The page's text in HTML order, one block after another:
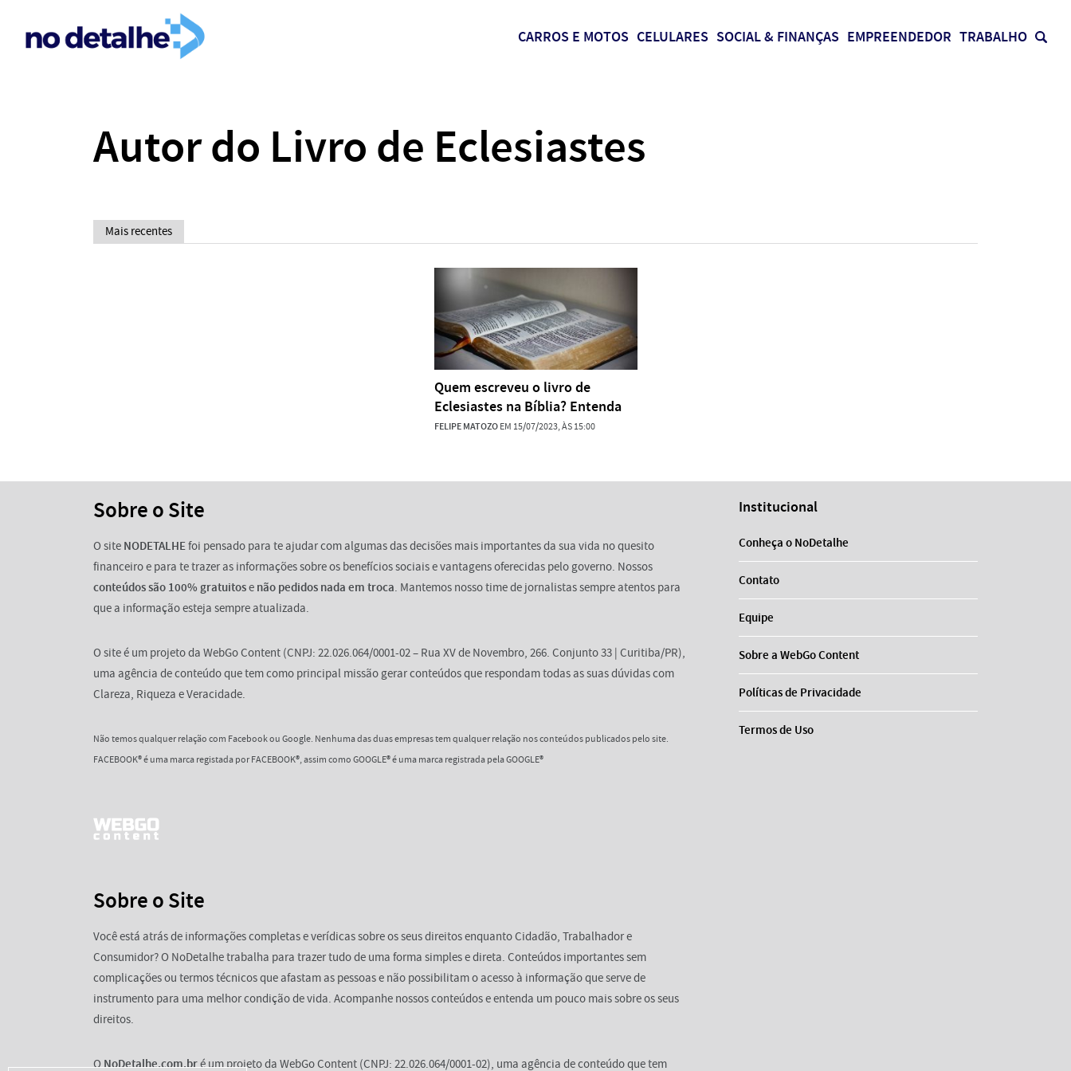
CARROS E MOTOS CELULARES SOCIAL & FINANÇAS EMPREENDEDOR TRABALHO
Autor do Livro de Eclesiastes
Mais recentes
Quem escreveu o livro de
Eclesiastes na Bíblia? Entenda
FELIPE MATOZOEM 15/07/2023, ÀS 15:00
Sobre o Site
O site NODETALHEfoi pensado para te ajudar com algumas das decisões mais importantes da sua vida no quesito
financeiro e para te trazer as informações sobre os benefícios sociais e vantagens oferecidas pelo governo. Nossos
conteúdos são 100% gratuitose não pedidos nada em troca. Mantemos nosso time de jornalistas sempre atentos para
que a informação esteja sempre atualizada.
O site é um projeto da WebGo Content (CNPJ: 22.026.064/0001-02 – Rua XV de Novembro, 266. Conjunto 33 | Curitiba/PR),
uma agência de conteúdo que tem como principal missão gerar conteúdos que respondam todas as suas dúvidas com
Clareza, Riqueza e Veracidade.
Não temos qualquer relação com Facebook ou Google. Nenhuma das duas empresas tem qualquer relação nos conteúdos publicados pelo site.
FACEBOOK® é uma marca registada por FACEBOOK®, assim como GOOGLE® é uma marca registrada pela GOOGLE®
Sobre o Site
Você está atrás de informações completas e verídicas sobre os seus direitos enquanto Cidadão, Trabalhador e
Consumidor? O NoDetalhe trabalha para trazer tudo de uma forma simples e direta. Conteúdos importantes sem
complicações ou termos técnicos que afastam as pessoas e não possibilitam o acesso à informação que serve de
instrumento para uma melhor condição de vida. Acompanhe nossos conteúdos e entenda um pouco mais sobre os seus
direitos.
ONoDetalhe.com.bré um projeto da WebGo Content (CNPJ: 22.026.064/0001-02), uma agência de conteúdo que tem
Institucional
Conheça o NoDetalhe
Contato
Equipe
Sobre a WebGo Content
Políticas de Privacidade
Termos de Uso